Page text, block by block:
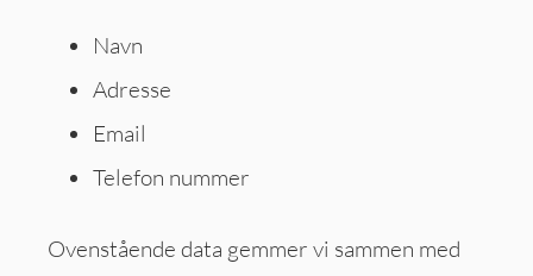
Navn
Adresse
Email
Telefon nummer
Ovenstående data gemmer vi sammen med